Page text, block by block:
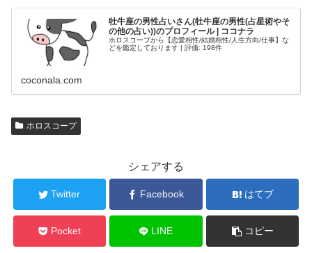
牡牛座の男性占いさん(牡牛座の男性(占星術やそ
の他の占い))のプロフィール | ココナラ
ホロスコープから【恋愛相性/結婚相性/人生方向/仕事】な
どを鑑定しております | 評価: 198件
coconala.com
ホロスコープ
シェアする
Twitter Facebook はてブ
Pocket LINE コピー